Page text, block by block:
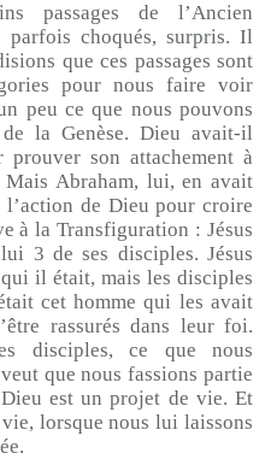
passages de l’Ancien
parfois choqués, surpris. Il
que ces passages sont
pour nous faire voir
peu ce que nous pouvons
la Genèse. Dieu avait-il
son attachement à
Mais Abraham, lui, en avait
de Dieu pour croire
à la Transfiguration : Jésus
3 de ses disciples. Jésus
il était, mais les disciples
cet homme qui les avait
rassurés dans leur foi.
disciples, ce que nous
que nous fassions partie
est un projet de vie. Et
lorsque nous lui laissons